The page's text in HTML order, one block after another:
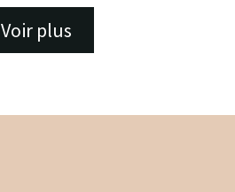
Voir plus